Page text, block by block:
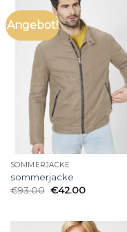
Angebot!
SOMMERJACKE
sommerjacke
€93.00 €42.00